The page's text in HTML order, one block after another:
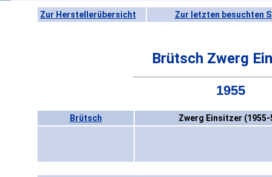
Zur Herstellerübersicht Zur letzten besuchten
Brütsch Zwerg
1955
Brütsch Zwerg Einsitzer (1955-